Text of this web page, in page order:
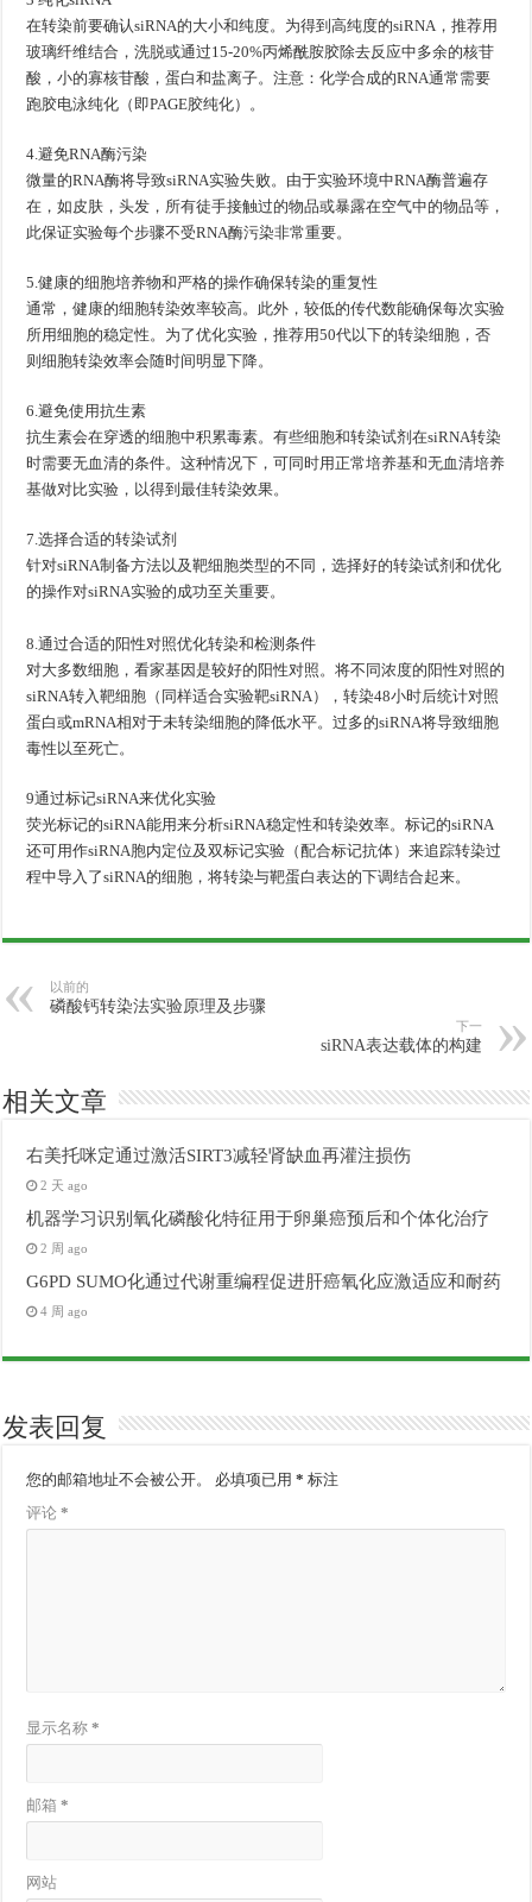
在转染前要确认siRNA的大小和纯度。为得到高纯度的siRNA，推荐用
玻璃纤维结合，洗脱或通过15-20%丙烯酰胺胶除去反应中多余的核苷
酸，小的寡核苷酸，蛋白和盐离子。注意：化学合成的RNA通常需要
跑胶电泳纯化（即PAGE胶纯化）。
4.避免RNA酶污染
微量的RNA酶将导致siRNA实验失败。由于实验环境中RNA酶普遍存
在，如皮肤，头发，所有徒手接触过的物品或暴露在空气中的物品等，
此保证实验每个步骤不受RNA酶污染非常重要。
5.健康的细胞培养物和严格的操作确保转染的重复性
通常，健康的细胞转染效率较高。此外，较低的传代数能确保每次实验
所用细胞的稳定性。为了优化实验，推荐用50代以下的转染细胞，否
则细胞转染效率会随时间明显下降。
6.避免使用抗生素
抗生素会在穿透的细胞中积累毒素。有些细胞和转染试剂在siRNA转染
时需要无血清的条件。这种情况下，可同时用正常培养基和无血清培养
基做对比实验，以得到最佳转染效果。
7.选择合适的转染试剂
针对siRNA制备方法以及靶细胞类型的不同，选择好的转染试剂和优化
的操作对siRNA实验的成功至关重要。
8.通过合适的阳性对照优化转染和检测条件
对大多数细胞，看家基因是较好的阳性对照。将不同浓度的阳性对照的
siRNA转入靶细胞（同样适合实验靶siRNA），转染48小时后统计对照
蛋白或mRNA相对于未转染细胞的降低水平。过多的siRNA将导致细胞
毒性以至死亡。
9通过标记siRNA来优化实验
荧光标记的siRNA能用来分析siRNA稳定性和转染效率。标记的siRNA
还可用作siRNA胞内定位及双标记实验（配合标记抗体）来追踪转染过
程中导入了siRNA的细胞，将转染与靶蛋白表达的下调结合起来。
以前的
磷酸钙转染法实验原理及步骤
下一
siRNA表达载体的构建
相关文章
右美托咪定通过激活SIRT3减轻肾缺血再灌注损伤
2 天 ago
机器学习识别氧化磷酸化特征用于卵巢癌预后和个体化治疗
2 周 ago
G6PD SUMO化通过代谢重编程促进肝癌氧化应激适应和耐药
4 周 ago
发表回复
您的邮箱地址不会被公开。 必填项已用* 标注
评论*
显示名称*
邮箱*
网站